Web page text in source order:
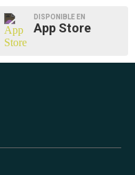
DISPONIBLE EN
App Store